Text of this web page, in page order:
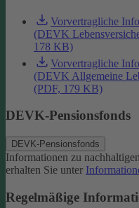
Vorvertragliche
(DEVK
178 KB)
Vorvertragliche
(DEVK Allgemeine
(PDF, 179 KB)
DEVK-Pensionsfonds
DEVK-Pensionsfonds
Informationen zu
erhalten Sie unter
Regelmäßige